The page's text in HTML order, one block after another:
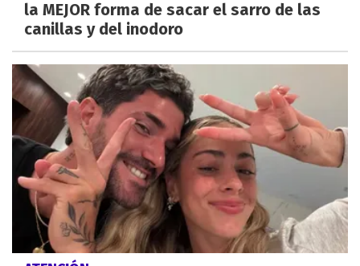
la MEJOR forma de sacar el sarro de las
canillas y del inodoro